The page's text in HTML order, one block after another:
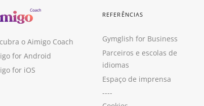
o Aimigo Coach
for Android
for iOS
REFERÊNCIAS
Gymglish for Business
Parceiros e escolas de
idiomas
Espaço de imprensa
----